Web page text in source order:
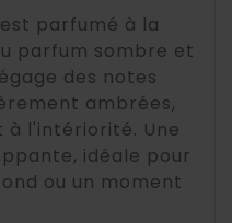
parfumé à la
parfum sombre et
des notes
ambrées,
à l'intériorité. Une
idéale pour
ou un moment